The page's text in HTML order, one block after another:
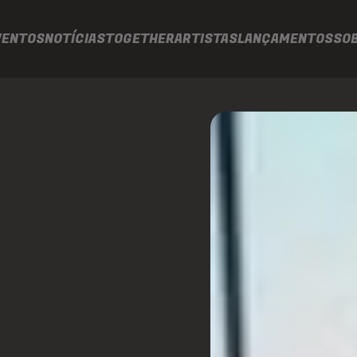
NOTÍCIASTOGETHERARTISTASLANÇAMENTOS